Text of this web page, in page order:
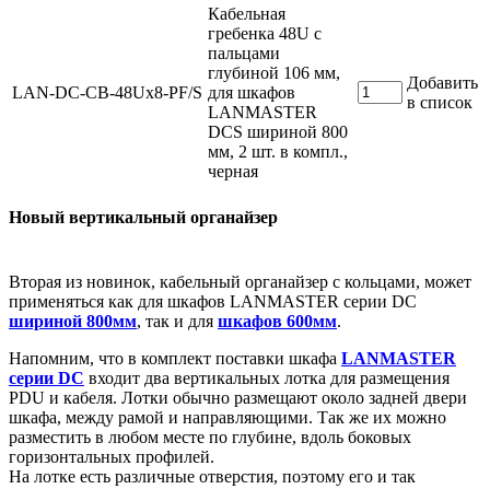
LAN-DC-CB-48Ux8-PF/S
Кабельная
гребенка 48U с
пальцами
глубиной 106 мм,
для шкафов
LANMASTER
DCS шириной 800
мм, 2 шт. в компл.,
черная
Добавить
в список
Новый вертикальный органайзер
Вторая из новинок, кабельный органайзер с кольцами, может
применяться как для шкафов LANMASTER серии DC
шириной 800мм, так и для шкафов 600мм.
Напомним, что в комплект поставки шкафа LANMASTER
серии DC входит два вертикальных лотка для размещения
PDU и кабеля. Лотки обычно размещают около задней двери
шкафа, между рамой и направляющими. Так же их можно
разместить в любом месте по глубине, вдоль боковых
горизонтальных профилей.
На лотке есть различные отверстия, поэтому его и так